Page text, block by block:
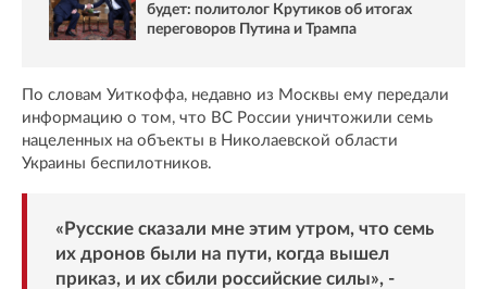
будет: политолог Крутиков об итогах
переговоров Путина и Трампа
По словам Уиткоффа, недавно из Москвы ему передали
информацию о том, что ВС России уничтожили семь
нацеленных на объекты в Николаевской области
Украины беспилотников.
«Русские сказали мне этим утром, что семь
их дронов были на пути, когда вышел
приказ, и их сбили российские силы», -